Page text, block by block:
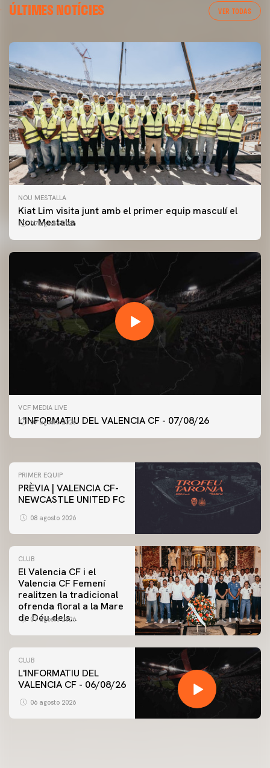
ÚLTIMES NOTÍCIES VER TODAS
NOU MESTALLA
Kiat Lim visita junt amb el primer equip masculí el
Nou Mestalla
07 agosto 2026
VCF MEDIA LIVE
L'INFORMATIU DEL VALENCIA CF - 07/08/26
07 agosto 2026
PRIMER EQUIP
ENTRENAMENT DEL VALENCIA CF 7/8/2026
PRIMER EQUIP
PRÈVIA | VALENCIA CF-
NEWCASTLE UNITED FC
08 agosto 2026
CLUB
El Valencia CF i el
Valencia CF Femení
realitzen la tradicional
ofrenda floral a la Mare
de Déu dels
07 agosto 2026
CLUB
L'INFORMATIU DEL
VALENCIA CF - 06/08/26
06 agosto 2026